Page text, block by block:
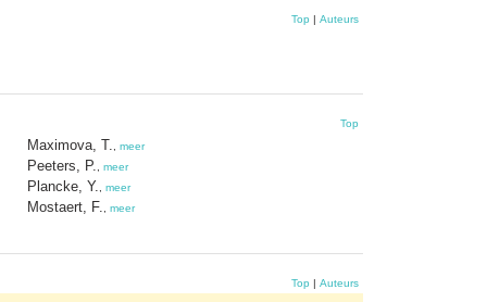
Top | Auteurs
Top
Maximova, T. meer
Peeters, P. meer
Plancke, Y. meer
Mostaert, F. meer
Top | Auteurs